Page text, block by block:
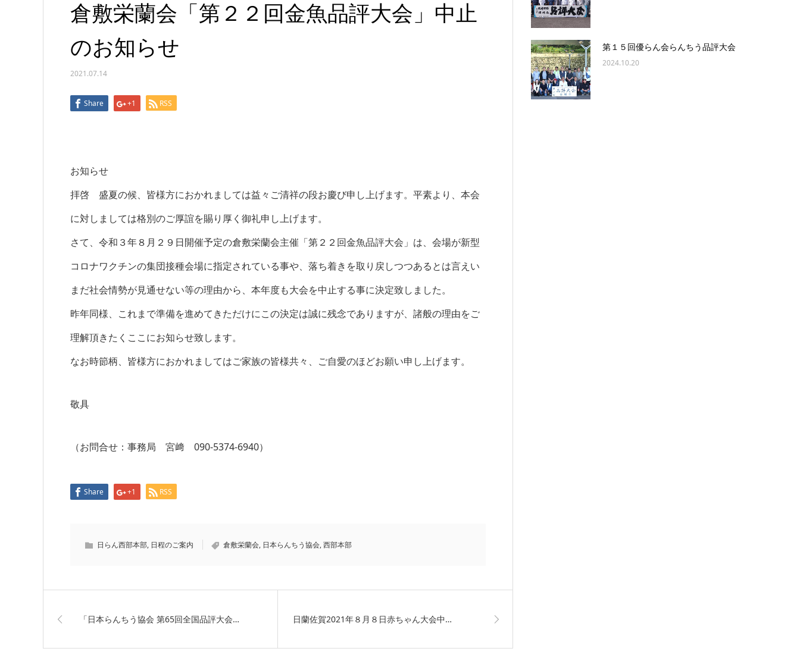
倉敷栄蘭会「第２２回金魚品評大会」中止
のお知らせ
2021.07.14
Share +1 RSS
お知らせ
拝啓 盛夏の候、皆様方におかれましては益々ご清祥の段お慶び申し上げます。平素より、本会
に対しましては格別のご厚誼を賜り厚く御礼申し上げます。
さて、令和３年８月２９日開催予定の倉敷栄蘭会主催「第２２回金魚品評大会」は、会場が新型
コロナワクチンの集団接種会場に指定されている事や、落ち着きを取り戻しつつあるとは言えい
まだ社会情勢が見通せない等の理由から、本年度も大会を中止する事に決定致しました。
昨年同様、これまで準備を進めてきただけにこの決定は誠に残念でありますが、諸般の理由をご
理解頂きたくここにお知らせ致します。
なお時節柄、皆様方におかれましてはご家族の皆様共々、ご自愛のほどお願い申し上げます。
敬具
（お問合せ：事務局 宮﨑 090-5374-6940）
Share +1 RSS
日らん西部本部, 日程のご案内 倉敷栄蘭会, 日本らんちう協会,西部本部
「日本らんちう協会 第65回全国品評大会… 日蘭佐賀2021年８月８日赤ちゃん大会中…
第１５回優らん会らんちう品評大会
2024.10.20